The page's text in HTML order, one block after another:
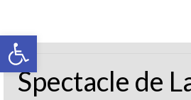
Ouvrir la barre d’outils
Spectacle de